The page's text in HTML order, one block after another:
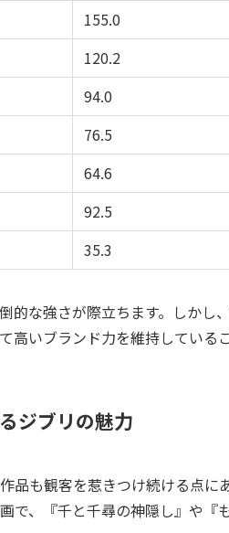
155.0
120.2
94.0
76.5
64.6
92.5
35.3
的な強さが際立ちます。しかし
いブランド力を維持している
ジブリの魅力
品も観客を惹きつけ続ける点に
で、『千と千尋の神隠し』や『